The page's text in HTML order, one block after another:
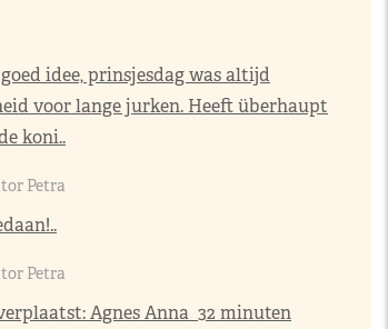
idee, prinsjesdag was altijd
voor lange jurken. Heeft überhaupt
koni..
Petra
Petra
Agnes Anna 32 minuten